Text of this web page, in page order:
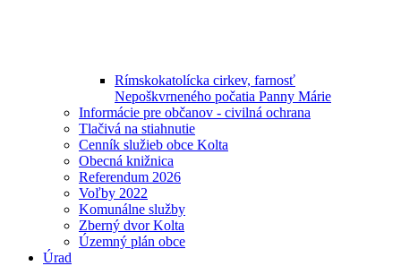
Rímskokatolícka cirkev, farnosť
Nepoškvrneného počatia Panny Márie
Informácie pre občanov - civilná ochrana
Tlačivá na stiahnutie
Cenník služieb obce Kolta
Obecná knižnica
Referendum 2026
Voľby 2022
Komunálne služby
Zberný dvor Kolta
Územný plán obce
Úrad